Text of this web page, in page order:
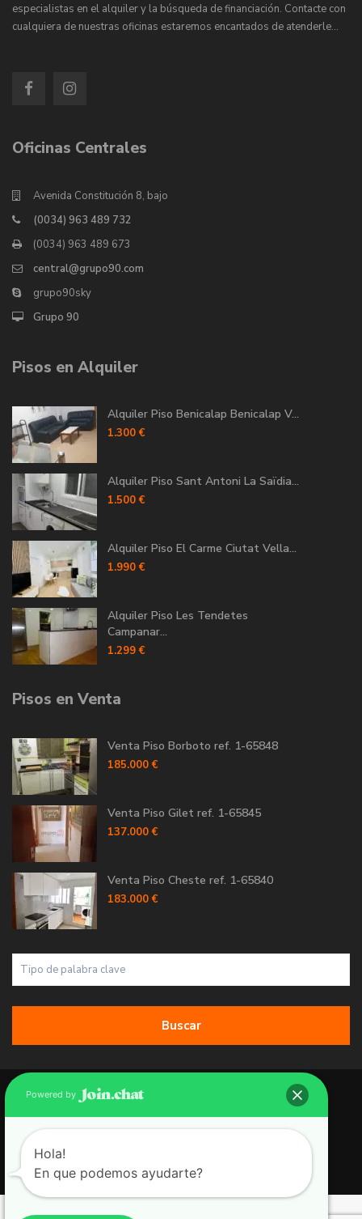
especialistas en el alquiler y la búsqueda de financiación. Contacte con
cualquiera de nuestras oficinas estaremos encantados de atenderle…
Oficinas Centrales
Avenida Constitución 8, bajo
(0034) 963 489 732
(0034) 963 489 673
central@grupo90.com
grupo90sky
Grupo 90
Pisos en Alquiler
Alquiler Piso Benicalap Benicalap V...
1.300 €
Alquiler Piso Sant Antoni La Saïdia...
1.500 €
Alquiler Piso El Carme Ciutat Vella...
1.990 €
Alquiler Piso Les Tendetes
Campanar...
1.299 €
Pisos en Venta
Venta Piso Borboto ref. 1-65848
185.000 €
Venta Piso Gilet ref. 1-65845
137.000 €
Venta Piso Cheste ref. 1-65840
183.000 €
Buscar
Copyright 2026 | Grupo 90 inmobiliarias. All Rights Reserved.
Política de Cookies
Política de Privacidad
Aviso Legal
Powered by
Hola!
En que podemos ayudarte?